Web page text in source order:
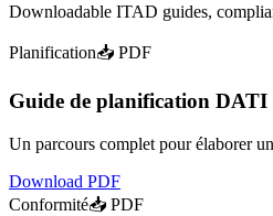
Downloadable ITAD guides,
Planification📥 PDF
Guide de planification DATI
Un parcours complet pour élaborer
Download PDF
Conformité📥 PDF